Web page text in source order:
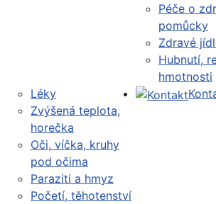
Péče o
pomůcky
Zdravé
Hubnutí,
hmotnosti
Léky
Zvýšená teplota,
horečka
Oči, víčka, kruhy
pod očima
Paraziti a hmyz
Početí, těhotenství